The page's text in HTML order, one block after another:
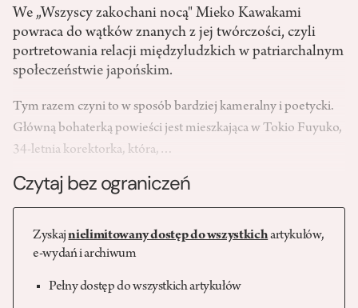
We „Wszyscy zakochani nocą" Mieko Kawakami
powraca do wątków znanych z jej twórczości, czyli
portretowania relacji międzyludzkich w patriarchalnym
społeczeństwie japońskim.
Tym razem czyni to w sposób bardziej kameralny i poetycki.
Główną bohaterką powieści jest mieszkająca w Tokio Fuyuko,
34-letnia korektorka, która,…
Czytaj bez ograniczeń
Zyskajnielimitowany dostęp do wszystkichartykułów,
e-wydań i archiwum
Pełny dostęp do wszystkich artykułów